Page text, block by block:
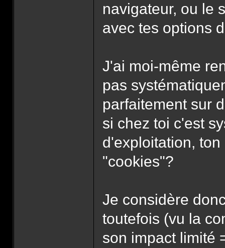
navigateur, ou le
avec tes options
J'ai moi-même
pas
parfaitement sur
si chez toi c'est
d'exploitation,
"cookies"?
Je considère
toutefois (vu la
son impact limité